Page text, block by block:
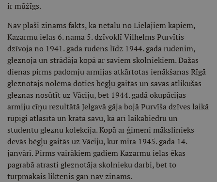
ir mūžīgs.
Nav plaši zināms fakts, ka netālu no Lielajiem kapiem,
Kazarmu ielas 6. nama 5. dzīvoklī Vilhelms Purvītis
dzīvoja no 1941. gada rudens līdz 1944. gada rudenim,
gleznoja un strādāja kopā ar saviem skolniekiem. Dažas
dienas pirms padomju armijas atkārtotas ienākšanas Rīgā
gleznotājs nolēma doties bēgļu gaitās un savas atlikušās
gleznas nosūtīt uz Vāciju, bet 1944. gadā okupācijas
armiju cīņu rezultātā Jelgavā gāja bojā Purvīša dzīves laikā
rūpīgi atlasītā un krātā savu, kā arī laikabiedru un
studentu gleznu kolekcija. Kopā ar ģimeni mākslinieks
devās bēgļu gaitās uz Vāciju, kur mira 1945. gada 14.
janvārī. Pirms vairākiem gadiem Kazarmu ielas ēkas
pagrabā atrasti gleznotāja skolnieku darbi, bet to
turpmākais liktenis gan nav zināms.